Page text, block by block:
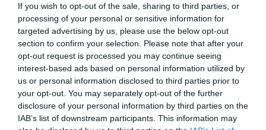
If you wish to opt-out of the sale, sharing to third parties, or
processing of your personal or sensitive information for
targeted advertising by us, please use the below opt-out
section to confirm your selection. Please note that after your
opt-out request is processed you may continue seeing
interest-based ads based on personal information utilized by
us or personal information disclosed to third parties prior to
your opt-out. You may separately opt-out of the further
disclosure of your personal information by third parties on the
IAB’s list of downstream participants. This information may
Σ. Γρ.:Τα ονόματά τους είναι
αυτά που δεν τους έχουν δοθεί ακόμη. Αυτή η
επινόηση θεωρώ ότι είναι εύστοχη από μόνη της.
Προσωπικά πιστεύω ότι το όνομα του κάθε
υποκειμένου είναι έναΌνομα-χωρίς-Όνομα. Είναι το
όνομα «Είμαι αυτός που θα είμαι» που λέει ο Γιαχβέ